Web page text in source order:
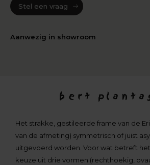
Stel een vraag
Aanwezig in showroom
Het strakke, gestileerde frame van de
van de afmeting) symmetrisch of juist
uitgevoerd worden. Voor wat betreft
keuze uit drie vormen (rechthoekig,